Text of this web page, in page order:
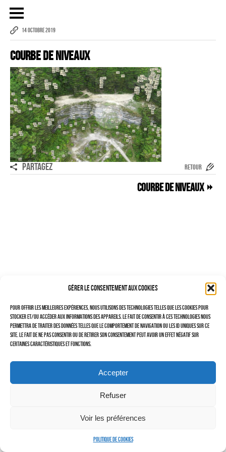
Gérer le consentement aux cookies
Pour offrir les meilleures expériences, nous utilisons des technologies telles que les cookies pour
stocker et/ou accéder aux informations des appareils. Le fait de consentir à ces technologies nous
permettra de traiter des données telles que le comportement de navigation ou les ID uniques sur ce
site. Le fait de ne pas consentir ou de retirer son consentement peut avoir un effet négatif sur
certaines caractéristiques et fonctions.
Accepter
Refuser
Voir les préférences
Politique de cookies
eCommerce – Catalogue
PORTRAIT
Reportage
ÉVÉNEMENT PROFESSIONNEL
BÂTIMENT ET TP
AUDIOVISUEL AÉRIEN
Imagerie Aérienne
CARNET DE NOTES (BLOG)
–
Politique de cookies (UE)
14 OCTOBRE 2019
Courbe De Niveaux
PARTAGEZ RETOUR
Courbe De Niveaux